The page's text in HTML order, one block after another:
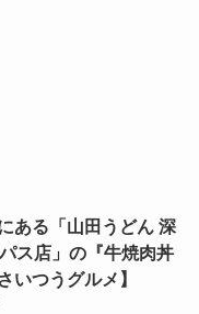
ある「山田うどん 深
ス店」の『牛焼肉丼
いつうグルメ】